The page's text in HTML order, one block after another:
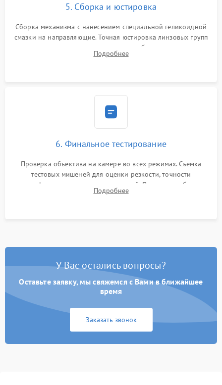
5. Сборка и юстировка
Сборка механизма с нанесением специальной геликоидной
смазки на направляющие. Точная юстировка линзовых групп
программным или механическим способом для устранения
бэк
Подробнее
6. Финальное тестирование
Проверка объектива на камере во всех режимах. Съемка
тестовых мишеней для оценки резкости, точности
автофокуса и отсутствия искажений. Проверка работы
диафрагмы на закрытых значениях и тестирование
Подробнее
У Вас остались вопросы?
Оставьте заявку, мы свяжемся с Вами в ближайшее
время
Заказать звонок